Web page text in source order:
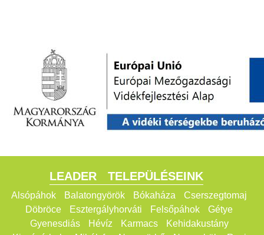
LEADER TELEPÜLÉSEINK
Alsópáhok Balatongyörök Bókaháza
Cserszegtomaj
Döbröce
Esztergályhorváti Felsőpáhok
Gétye
Gyenesdiás
Hévíz Karmacs
Kehidakustány